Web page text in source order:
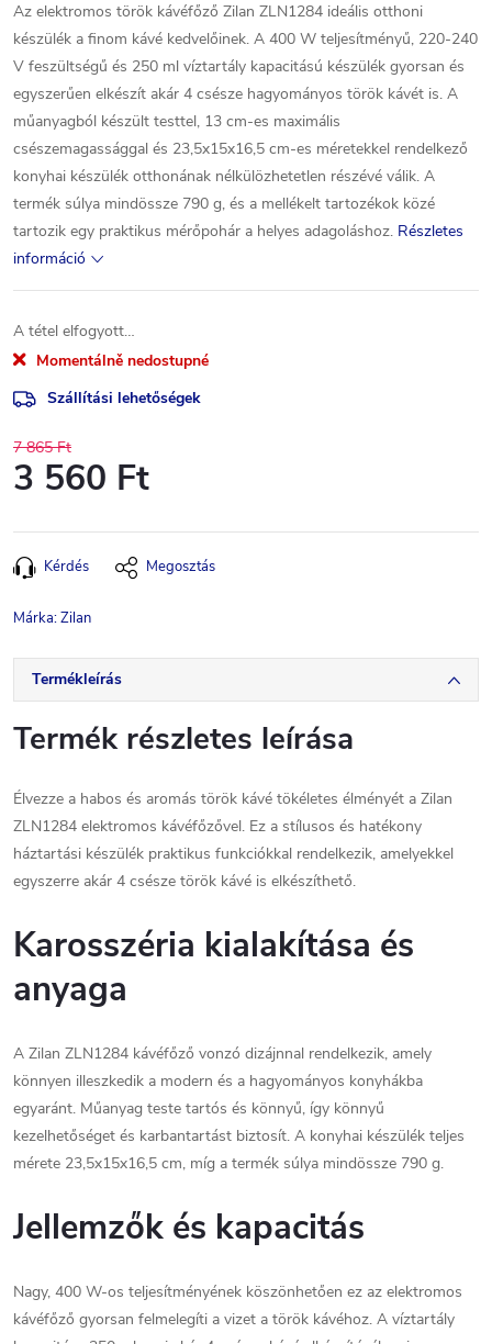
Az elektromos török kávéfőző Zilan ZLN1284 ideális otthoni
készülék a finom kávé kedvelőinek. A 400 W teljesítményű, 220-240
V feszültségű és 250 ml víztartály kapacitású készülék gyorsan és
egyszerűen elkészít akár 4 csésze hagyományos török kávét is. A
műanyagból készült testtel, 13 cm-es maximális
csészemagassággal és 23,5x15x16,5 cm-es méretekkel rendelkező
konyhai készülék otthonának nélkülözhetetlen részévé válik. A
termék súlya mindössze 790 g, és a mellékelt tartozékok közé
tartozik egy praktikus mérőpohár a helyes adagoláshoz. Részletes
információ
A tétel elfogyott…
Momentálně nedostupné
Szállítási lehetőségek
7 865 Ft
3 560 Ft
Kérdés Megosztás
Márka:Zilan
Termékleírás
Termék részletes leírása
Élvezze a habos és aromás török kávé tökéletes élményét a Zilan
ZLN1284 elektromos kávéfőzővel. Ez a stílusos és hatékony
háztartási készülék praktikus funkciókkal rendelkezik, amelyekkel
egyszerre akár 4 csésze török kávé is elkészíthető.
Karosszéria kialakítása és
anyaga
A Zilan ZLN1284 kávéfőző vonzó dizájnnal rendelkezik, amely
könnyen illeszkedik a modern és a hagyományos konyhákba
egyaránt. Műanyag teste tartós és könnyű, így könnyű
kezelhetőséget és karbantartást biztosít. A konyhai készülék teljes
mérete 23,5x15x16,5 cm, míg a termék súlya mindössze 790 g.
Jellemzők és kapacitás
Nagy, 400 W-os teljesítményének köszönhetően ez az elektromos
kávéfőző gyorsan felmelegíti a vizet a török kávéhoz. A víztartály